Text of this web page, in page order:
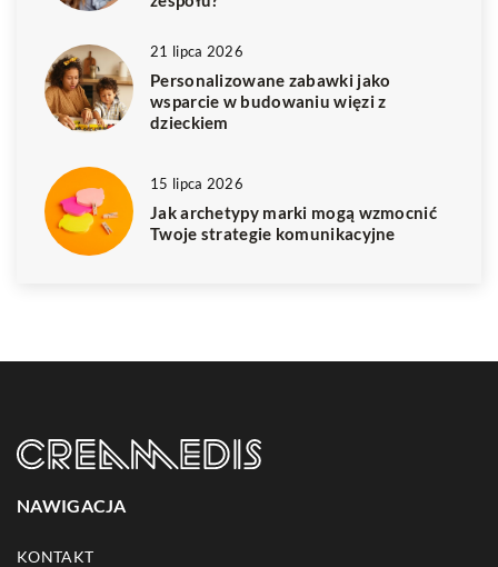
21 lipca 2026
Personalizowane zabawki jako
wsparcie w budowaniu więzi z
dzieckiem
15 lipca 2026
Jak archetypy marki mogą wzmocnić
Twoje strategie komunikacyjne
NAWIGACJA
KONTAKT